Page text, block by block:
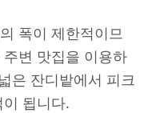
폭이 제한적이므
변 맛집을 이용하
은 잔디밭에서 피크
됩니다.